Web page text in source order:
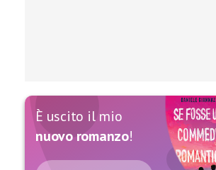
È uscito il mio
nuovo romanzo!